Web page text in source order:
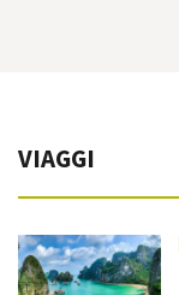
VIAGGI